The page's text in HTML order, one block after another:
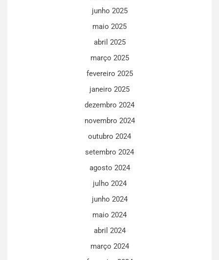
junho 2025
maio 2025
abril 2025
março 2025
fevereiro 2025
janeiro 2025
dezembro 2024
novembro 2024
outubro 2024
setembro 2024
agosto 2024
julho 2024
junho 2024
maio 2024
abril 2024
março 2024